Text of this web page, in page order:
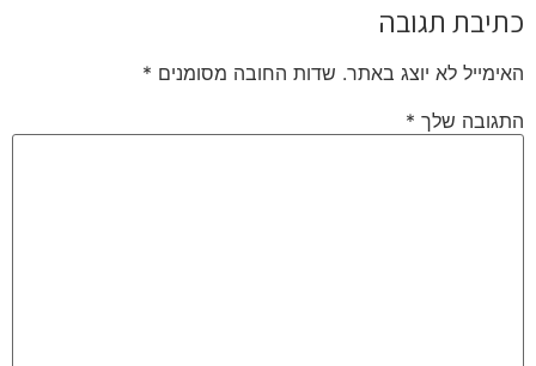
כתיבת תגובה
האימייל לא יוצג באתר. שדות החובה מסומנים *
התגובה שלך *